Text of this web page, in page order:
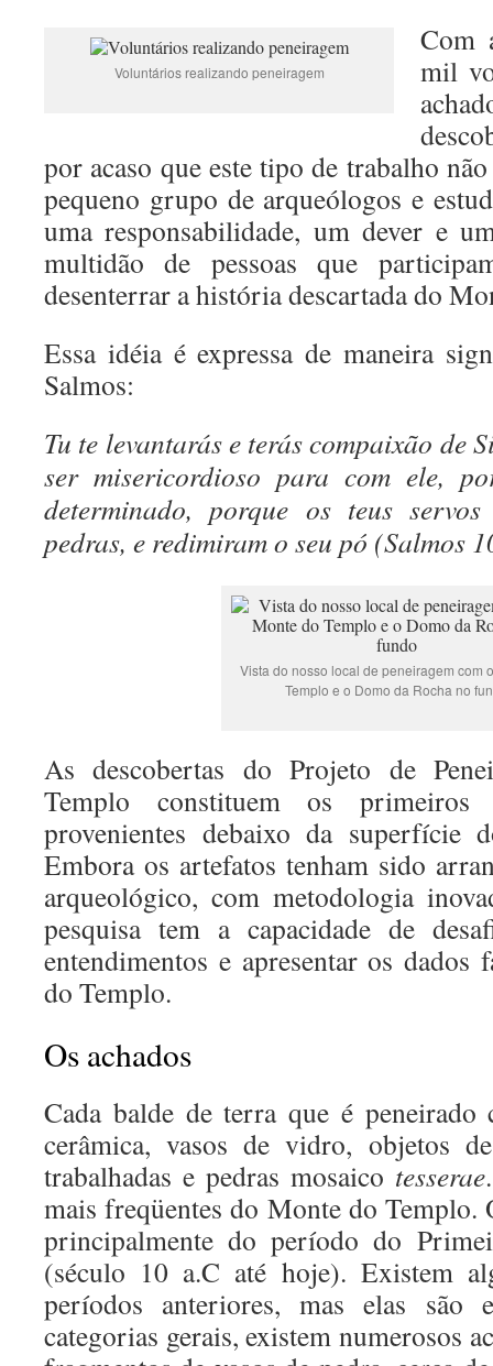
Voluntários realizando peneiragem
Com
mil
por acaso que este tipo de trabalho
pequeno grupo de arqueólogos e
uma responsabilidade, um dever e
multidão de pessoas que
desenterrar a história descartada do
Essa idéia é expressa de maneira
Salmos:
Tu te levantarás e terás compaixão de
ser misericordioso para com ele,
determinado, porque os teus
pedras, e redimiram o seu pó (Salmos
Vista do nosso local de peneiragem com
Templo e o Domo da Rocha no
As descobertas do Projeto de
Templo constituem os primeiros
provenientes debaixo da superfície
Embora os artefatos tenham sido
arqueológico, com metodologia
pesquisa tem a capacidade de
entendimentos e apresentar os dados
do Templo.
Os achados
Cada balde de terra que é peneirado
cerâmica, vasos de vidro, objetos
trabalhadas e pedras mosaico tesserae
mais freqüentes do Monte do Templo.
principalmente do período do
(século 10 a.C até hoje). Existem
períodos anteriores, mas elas são
categorias gerais, existem numerosos